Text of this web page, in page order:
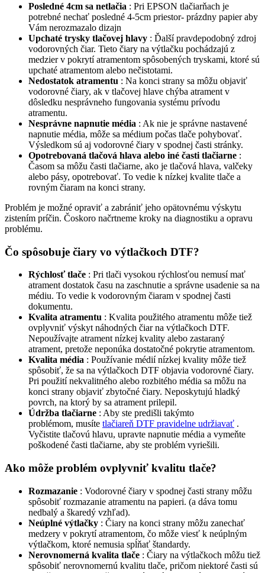
Posledné 4cm sa netlačia : Pri EPSON tlačiarňach je
potrebné nechať posledné 4-5cm priestor- prázdny papier aby
Vám nerozmazalo dizajn
Upchaté trysky tlačovej hlavy : Ďalší pravdepodobný zdroj
vodorovných čiar. Tieto čiary na výtlačku pochádzajú z
medzier v pokrytí atramentom spôsobených tryskami, ktoré sú
upchaté atramentom alebo nečistotami.
Nedostatok atramentu : Na konci strany sa môžu objaviť
vodorovné čiary, ak v tlačovej hlave chýba atrament v
dôsledku nesprávneho fungovania systému prívodu
atramentu.
Nesprávne napnutie média : Ak nie je správne nastavené
napnutie média, môže sa médium počas tlače pohybovať.
Výsledkom sú aj vodorovné čiary v spodnej časti stránky.
Opotrebovaná tlačová hlava alebo iné časti tlačiarne :
Časom sa môžu časti tlačiarne, ako je tlačová hlava, valčeky
alebo pásy, opotrebovať. To vedie k nízkej kvalite tlače a
rovným čiaram na konci strany.
Problém je možné opraviť a zabrániť jeho opätovnému výskytu
zistením príčin. Čoskoro načrtneme kroky na diagnostiku a opravu
problému.
Čo spôsobuje čiary vo výtlačkoch DTF?
Rýchlosť tlače : Pri tlači vysokou rýchlosťou nemusí mať
atrament dostatok času na zaschnutie a správne usadenie sa na
médiu. To vedie k vodorovným čiaram v spodnej časti
dokumentu.
Kvalita atramentu : Kvalita použitého atramentu môže tiež
ovplyvniť výskyt náhodných čiar na výtlačkoch DTF.
Nepoužívajte atrament nízkej kvality alebo zastaraný
atrament, pretože neponúka dostatočné pokrytie atramentom.
Kvalita média : Používanie médií nízkej kvality môže tiež
spôsobiť, že sa na výtlačkoch DTF objavia vodorovné čiary.
Pri použití nekvalitného alebo rozbitého média sa môžu na
konci strany objaviť zbytočné čiary. Neposkytujú hladký
povrch, na ktorý by sa atrament prilepil.
Údržba tlačiarne : Aby ste predišli takýmto
problémom, musíte tlačiareň DTF pravidelne udržiavať .
Vyčistite tlačovú hlavu, upravte napnutie média a vymeňte
poškodené časti tlačiarne, aby ste problém vyriešili.
Ako môže problém ovplyvniť kvalitu tlače?
Rozmazanie : Vodorovné čiary v spodnej časti strany môžu
spôsobiť rozmazanie atramentu na papieri. (a dáva tomu
nedbalý a škaredý vzhľad).
Neúplné výtlačky : Čiary na konci strany môžu zanechať
medzery v pokrytí atramentom, čo môže viesť k neúplným
výtlačkom, ktoré nemusia spĺňať štandardy.
Nerovnomerná kvalita tlače : Čiary na výtlačkoch môžu tiež
spôsobiť nerovnomernú kvalitu tlače, pričom niektoré časti sú